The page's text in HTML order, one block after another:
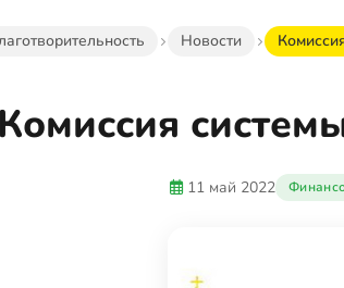
Новости
Комиссия
11 май 2022